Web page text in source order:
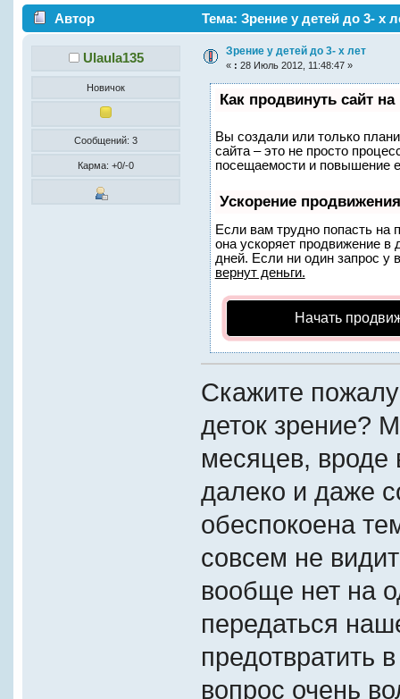
Автор Тема: Зрение у детей до 3- х
Ulaula135
Новичок
Сообщений: 3
Карма: +0/-0
Зрение у детей до 3- х лет
« : 28 Июль 2012, 11:48:47 »
Как продвинуть сайт
Вы создали или только
сайта – это не просто
посещаемости и повышение
Ускорение продвижения
Если вам трудно попасть на
она ускоряет продвижение в
дней. Если ни один запрос у
вернут деньги.
Начать
Скажите
деток зрение?
месяцев, вроде
далеко и даже
обеспокоена
совсем не
вообще нет на
передаться
предотвратить
вопрос очень